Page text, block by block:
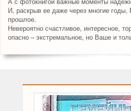
И, раскрыв ее даже через многие годы,
прошлое.
Невероятно счастливое, интересное,
опасно – экстремальное, но Ваше и